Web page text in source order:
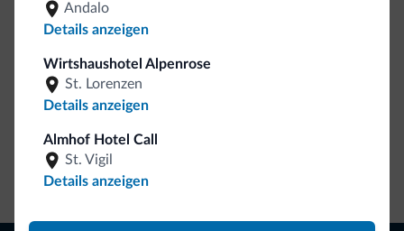
Andalo
Details anzeigen
Wirtshaushotel Alpenrose
St. Lorenzen
Details anzeigen
Almhof Hotel Call
St. Vigil
Details anzeigen
von Dolomiti.it ist da!